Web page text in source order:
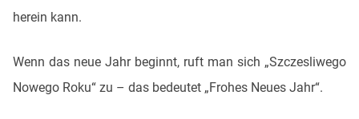
herein kann.
Wenn das neue Jahr beginnt, ruft man sich „Szczesliwego
Nowego Roku“ zu – das bedeutet „Frohes Neues Jahr“.